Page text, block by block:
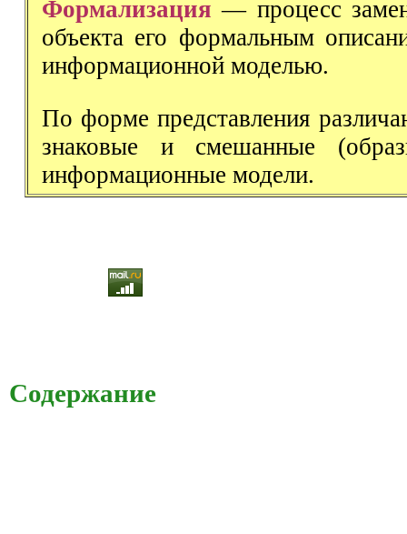
Формализация — процесс
объекта его формальным
информационной моделью.
По форме представления
знаковые и смешанные
информационные модели.
Содержание